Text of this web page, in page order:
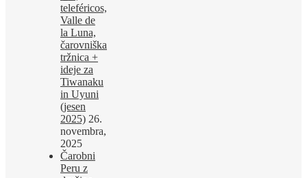
teleféricos,
Valle de
la Luna,
čarovniška
tržnica +
ideje za
Tiwanaku
in Uyuni
(jesen
2025) 26.
novembra,
2025
Čarobni
Peru z